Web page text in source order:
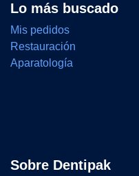
Lo más buscado
Mis pedidos
Restauración
Aparatología
Sobre Dentipak